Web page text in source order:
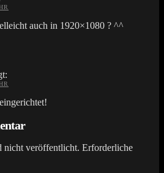
auch in 1920×1080 ? ^^
nicht veröffentlicht. Erforderliche